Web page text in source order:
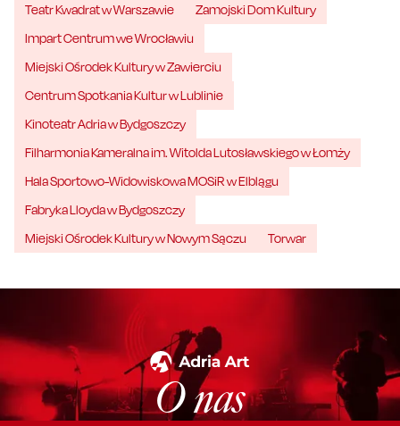
Teatr Kwadrat w Warszawie
Zamojski Dom Kultury
Impart Centrum we Wrocławiu
Miejski Ośrodek Kultury w Zawierciu
Centrum Spotkania Kultur w Lublinie
Kinoteatr Adria w Bydgoszczy
Filharmonia Kameralna im. Witolda Lutosławskiego w Łomży
Hala Sportowo-Widowiskowa MOSiR w Elblągu
Fabryka Lloyda w Bydgoszczy
Miejski Ośrodek Kultury w Nowym Sączu
Torwar
O nas